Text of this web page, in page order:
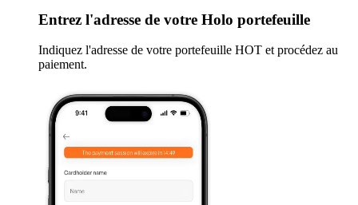
Entrez l'adresse de votre Holo portefeuille
Indiquez l'adresse de votre portefeuille HOT et procédez au
paiement.